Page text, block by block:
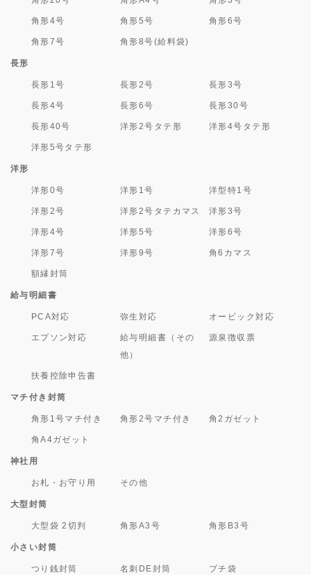
角形4号 角形5号 角形6号
角形7号 角形8号(給料袋)
長形
長形1号 長形2号 長形3号
長形4号 長形6号 長形30号
長形40号 洋形2号タテ形 洋形4号タテ形
洋形5号タテ形
洋形
洋形0号 洋形1号 洋型特1号
洋形2号 洋形2号タテカマス 洋形3号
洋形4号 洋形5号 洋形6号
洋形7号 洋形9号 角6カマス
額縁封筒
給与明細書
PCA対応 弥生対応 オービック対応
エプソン対応
給与明細書（その
他）
源泉徴収票
扶養控除申告書
マチ付き封筒
角形1号マチ付き 角形2号マチ付き 角2ガゼット
角A4ガゼット
神社用
お札・お守り用 その他
大型封筒
大型袋 2切判 角形A3号 角形B3号
小さい封筒
つり銭封筒 名刺DE封筒 プチ袋